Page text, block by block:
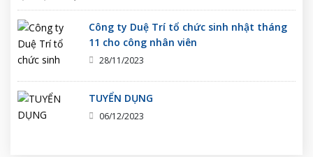
Công ty Duệ Trí tổ chức sinh nhật tháng
11 cho công nhân viên
28/11/2023
TUYỂN DỤNG
06/12/2023